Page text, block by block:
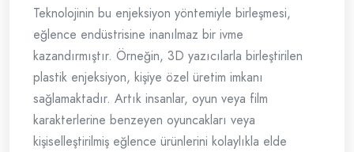
Teknolojinin bu enjeksiyon yöntemiyle birleşmesi,
eğlence endüstrisine inanılmaz bir ivme
kazandırmıştır. Örneğin, 3D yazıcılarla birleştirilen
plastik enjeksiyon, kişiye özel üretim imkanı
sağlamaktadır. Artık insanlar, oyun veya film
karakterlerine benzeyen oyuncakları veya
kişiselleştirilmiş eğlence ürünlerini kolaylıkla elde